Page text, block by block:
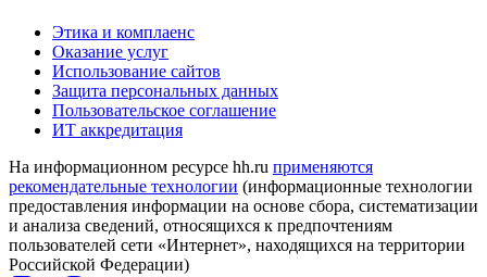
Этика и комплаенс
Оказание услуг
Использование сайтов
Защита персональных данных
Пользовательское соглашение
ИТ аккредитация
На информационном ресурсе hh.ru применяются
рекомендательные технологии (информационные технологии
предоставления информации на основе сбора, систематизации
и анализа сведений, относящихся к предпочтениям
пользователей сети «Интернет», находящихся на территории
Российской Федерации)